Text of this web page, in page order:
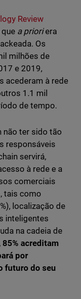
Review
a prioriera
Os
milhões de
e 2019,
acederam à rede
1.1 mil
de tempo.
não ter sido tão
responsáveis
servirá,
à rede e a
comerciais
tais como
localização de
inteligentes
na cadeia de
85% acreditam
por
futuro do seu